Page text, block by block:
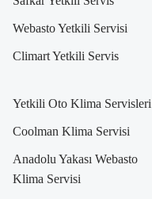
Webasto Yetkili Servisi
Climart Yetkili Servis
Yetkili Oto Klima Servisleri
Coolman Klima Servisi
Anadolu Yakası Webasto
Klima Servisi